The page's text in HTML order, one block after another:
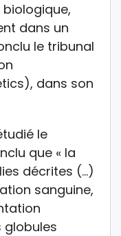
dans un
le tribunal
dans son
le
que « la
décrites (…)
sanguine,
globules